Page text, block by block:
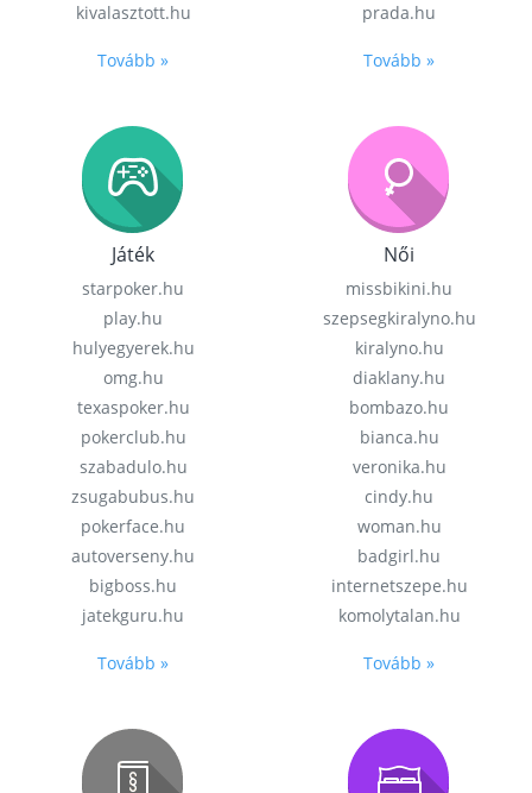
kivalasztott.hu
Tovább »
prada.hu
Tovább »
Játék
starpoker.hu
play.hu
hulyegyerek.hu
omg.hu
texaspoker.hu
pokerclub.hu
szabadulo.hu
zsugabubus.hu
pokerface.hu
autoverseny.hu
bigboss.hu
jatekguru.hu
Tovább »
Női
missbikini.hu
szepsegkiralyno.hu
kiralyno.hu
diaklany.hu
bombazo.hu
bianca.hu
veronika.hu
cindy.hu
woman.hu
badgirl.hu
internetszepe.hu
komolytalan.hu
Tovább »